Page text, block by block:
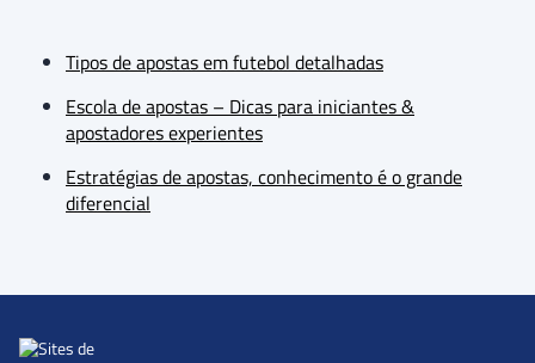
Tipos de apostas em futebol detalhadas
Escola de apostas – Dicas para iniciantes &
apostadores experientes
Estratégias de apostas, conhecimento é o grande
diferencial